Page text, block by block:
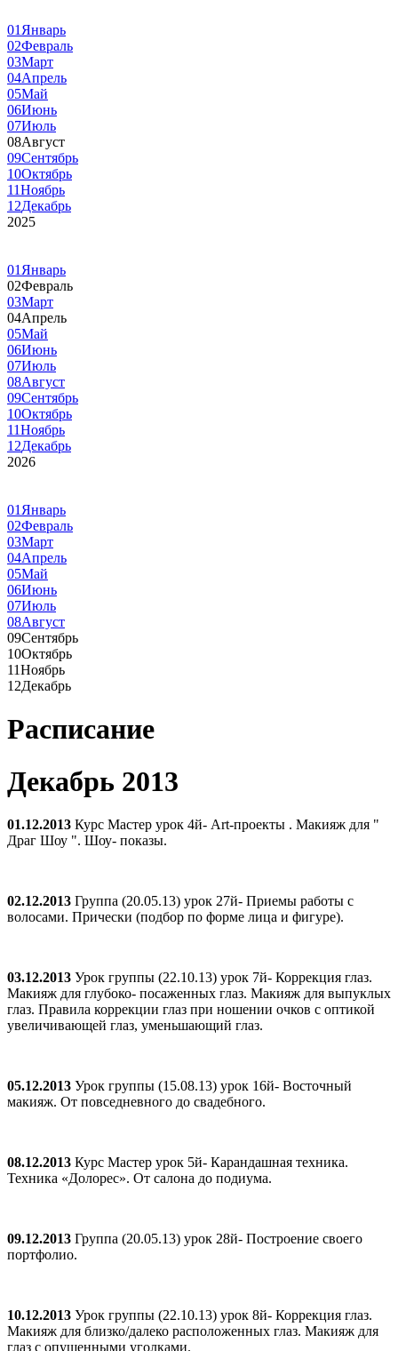
01 Январь
02Февраль
03Март
04Апрель
05Май
06Июнь
07Июль
08Август
09Сентябрь
10Октябрь
11Ноябрь
12Декабрь
2025
01 Январь
02Февраль
03Март
04Апрель
05Май
06Июнь
07Июль
08Август
09Сентябрь
10Октябрь
11Ноябрь
12Декабрь
2026
01 Январь
02Февраль
03Март
04Апрель
05Май
06Июнь
07Июль
08Август
09Сентябрь
10Октябрь
11Ноябрь
12Декабрь
Расписание
Декабрь 2013
01.12.2013 Курс Мастер урок 4й- Art-проекты . Макияж для "
Драг Шоу ". Шоу- показы.
02.12.2013 Группа (20.05.13) урок 27й- Приемы работы с
волосами. Прически (подбор по форме лица и фигуре).
03.12.2013 Урок группы (22.10.13) урок 7й- Коррекция глаз.
Макияж для глубоко- посаженных глаз. Макияж для выпуклых
глаз. Правила коррекции глаз при ношении очков с оптикой
увеличивающей глаз, уменьшающий глаз.
05.12.2013 Урок группы (15.08.13) урок 16й- Восточный
макияж. От повседневного до свадебного.
08.12.2013 Курс Мастер урок 5й- Карандашная техника.
Техника «Долорес». От салона до подиума.
09.12.2013 Группа (20.05.13) урок 28й- Построение своего
портфолио.
10.12.2013 Урок группы (22.10.13) урок 8й- Коррекция глаз.
Макияж для близко/далеко расположенных глаз. Макияж для
глаз с опущенными уголками.